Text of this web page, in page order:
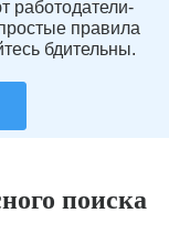
работодатели-
правила
бдительны.
поиска